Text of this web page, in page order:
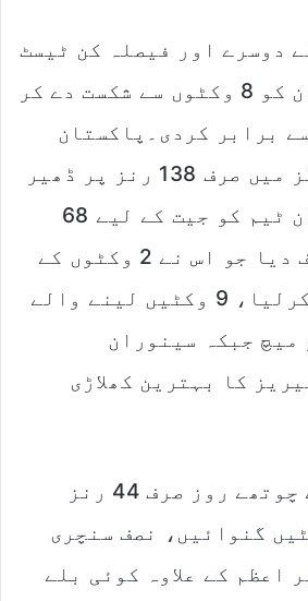
دوسرے اور فیصلہ کن ٹیسٹ
میچ میں پاکستان کو 8 وکٹوں سے شکست دے کر
برابر کردی۔پاکستان
ٹیم دوسری اننگز میں صرف 138 رنز پر ڈھیر
ہوگئی اور مہمان ٹیم کو جیت کے لیے 68
رنز کا آسان ہدف دیا جو اس نے 2 وکٹوں کے
نقصان پر پورا کرلیا، 9 وکٹیں لینے والے
میچ جبکہ سینوران
کا بہترین کھلاڑی
پاکستان ٹیم نے چوتھے روز صرف 44 رنز
اور 6 وکٹیں گنوائیں، نصف سنچری
اعظم کے علاوہ کوئی بلے